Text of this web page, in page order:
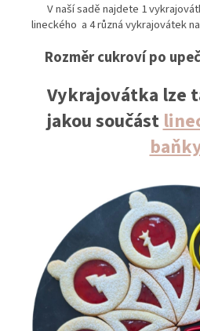
V naší sadě najdete 1
lineckého a 4 různá vykrajovátek
Rozměr cukroví po
Vykrajovátka lze
jakou součást